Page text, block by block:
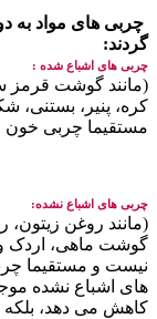
چربی های مواد به
گردند:
چربی های اشباع شده :
(مانند گوشت قرمز
کره، پنیر، بستنی،
مستقیما چربی خون
چربی های اشباع نشده:
(مانند روغن زیتون،
گوشت ماهی، اردک و
نیست و مستقیما
های اشباع نشده
کاهش می دهد،